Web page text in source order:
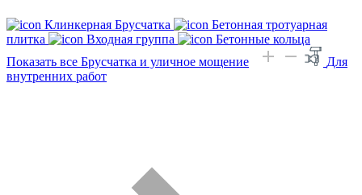
Клинкерная Брусчатка
Бетонная тротуарная
плитка
Входная группа
Бетонные кольца
Показать все Брусчатка и уличное мощение
Для
внутренних работ